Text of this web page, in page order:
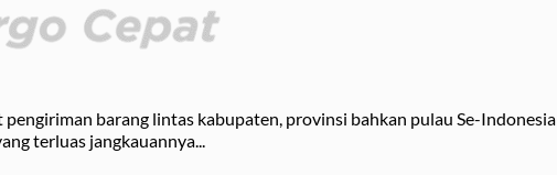
barang lintas kabupaten, provinsi bahkan pulau Se-Indonesia
terluas jangkauannya...